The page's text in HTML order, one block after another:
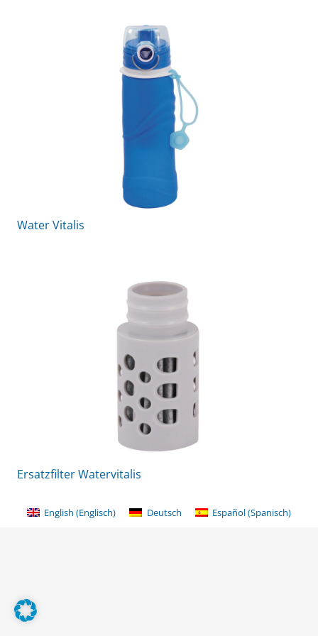
Water Vitalis
Ersatzfilter Watervitalis
English (Englisch) Deutsch Español(Spanisch)